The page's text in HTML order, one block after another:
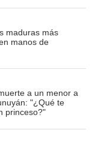
maduras más
manos de
a un menor a
"¿Qué te
princeso?"